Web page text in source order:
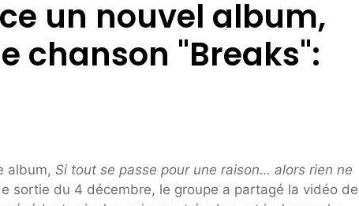
un nouvel album,
chanson "Breaks":
album, Si tout se passe pour une raison… alors rien ne
sortie du 4 décembre, le groupe a partagé la vidéo de